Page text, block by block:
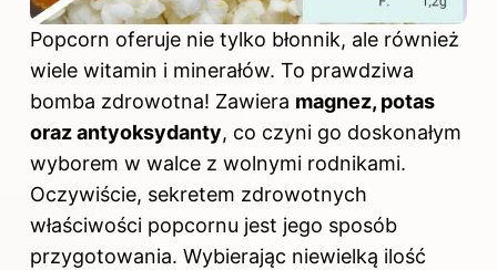
Popcorn oferuje nie tylko błonnik, ale również
wiele witamin i minerałów. To prawdziwa
bomba zdrowotna! Zawiera magnez, potas
oraz antyoksydanty, co czyni go doskonałym
wyborem w walce z wolnymi rodnikami.
Oczywiście, sekretem zdrowotnych
właściwości popcornu jest jego sposób
przygotowania. Wybierając niewielką ilość